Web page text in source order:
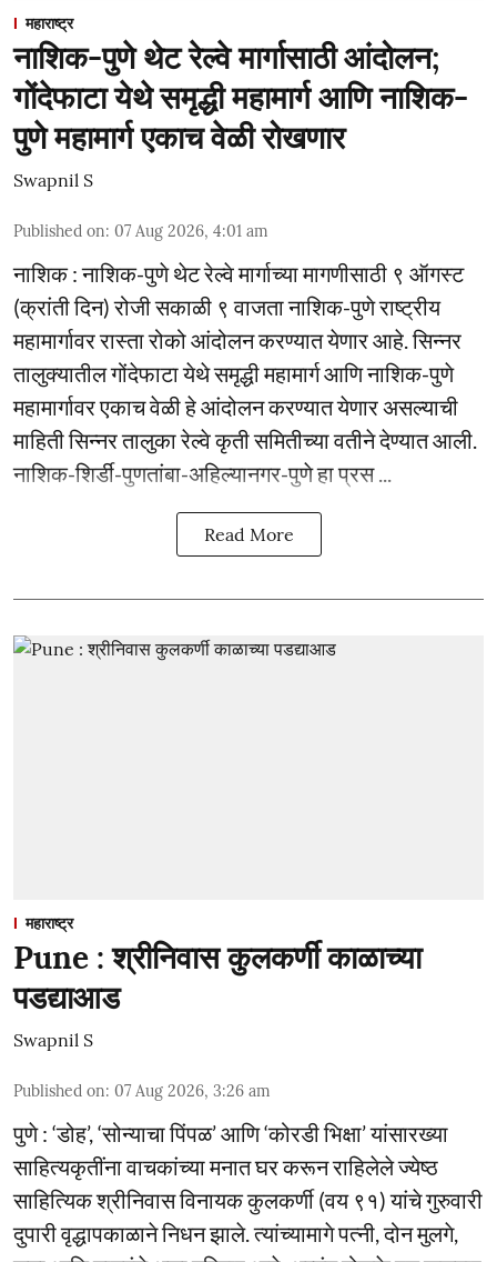
महाराष्ट्र
नाशिक-पुणे थेट रेल्वे मार्गासाठी आंदोलन;
गोंदेफाटा येथे समृद्धी महामार्ग आणि नाशिक-
पुणे महामार्ग एकाच वेळी रोखणार
Swapnil S
Published on: 07 Aug 2026, 4:01 am
नाशिक : नाशिक-पुणे थेट रेल्वे मार्गाच्या मागणीसाठी ९ ऑगस्ट
(क्रांती दिन) रोजी सकाळी ९ वाजता नाशिक-पुणे राष्ट्रीय
महामार्गावर रास्ता रोको आंदोलन करण्यात येणार आहे. सिन्नर
तालुक्यातील गोंदेफाटा येथे समृद्धी महामार्ग आणि नाशिक-पुणे
महामार्गावर एकाच वेळी हे आंदोलन करण्यात येणार असल्याची
माहिती सिन्नर तालुका रेल्वे कृती समितीच्या वतीने देण्यात आली.
नाशिक-शिर्डी-पुणतांबा-अहिल्यानगर-पुणे हा प्रस ...
Read More
महाराष्ट्र
Pune : श्रीनिवास कुलकर्णी काळाच्या
पडद्याआड
Swapnil S
Published on: 07 Aug 2026, 3:26 am
पुणे : ‘डोह’, ‘सोन्याचा पिंपळ’ आणि ‘कोरडी भिक्षा’ यांसारख्या
साहित्यकृतींना वाचकांच्या मनात घर करून राहिलेले ज्येष्ठ
साहित्यिक श्रीनिवास विनायक कुलकर्णी (वय ९१) यांचे गुरुवारी
दुपारी वृद्धापकाळाने निधन झाले. त्यांच्यामागे पत्नी, दोन मुलगे,